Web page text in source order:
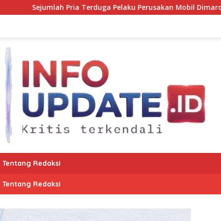
Pelaku Perusakan Mobil Dimaros Diamankan Polisi.
Tentang Redaksi
Tentang Redaksi